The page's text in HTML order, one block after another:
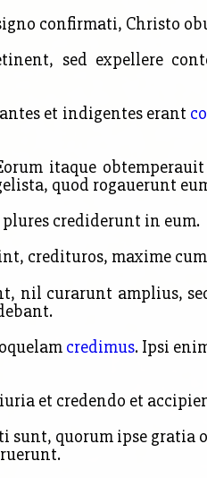
confirmati, Christo
sed expellere
et indigentes erant
itaque
quod rogauerunt
crediderunt in eum.
credituros, maxime
nil curarunt amplius,
credimus. Ipsi
et credendo et
quorum ipse gratia